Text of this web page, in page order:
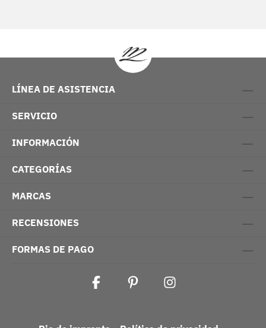
LÍNEA DE ASISTENCIA
SERVICIO
INFORMACIÓN
CATEGORÍAS
MARCAS
RECENSIONES
FORMAS DE PAGO